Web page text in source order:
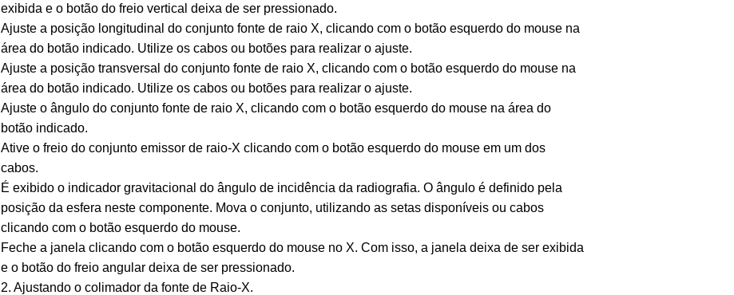
exibida e o botão do freio vertical deixa de ser pressionado.
Ajuste a posição longitudinal do conjunto fonte de raio X, clicando com o botão esquerdo do mouse na
área do botão indicado. Utilize os cabos ou botões para realizar o ajuste.
Ajuste a posição transversal do conjunto fonte de raio X, clicando com o botão esquerdo do mouse na
área do botão indicado. Utilize os cabos ou botões para realizar o ajuste.
Ajuste o ângulo do conjunto fonte de raio X, clicando com o botão esquerdo do mouse na área do
botão indicado.
Ative o freio do conjunto emissor de raio-X clicando com o botão esquerdo do mouse em um dos
cabos.
É exibido o indicador gravitacional do ângulo de incidência da radiografia. O ângulo é definido pela
posição da esfera neste componente. Mova o conjunto, utilizando as setas disponíveis ou cabos
clicando com o botão esquerdo do mouse.
Feche a janela clicando com o botão esquerdo do mouse no X. Com isso, a janela deixa de ser exibida
e o botão do freio angular deixa de ser pressionado.
2. Ajustando o colimador da fonte de Raio-X.